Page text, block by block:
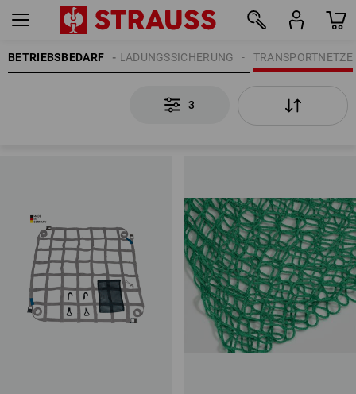
BETRIEBSBEDARF TRANSPORTNETZE
LADUNGSSICHERUNG
3